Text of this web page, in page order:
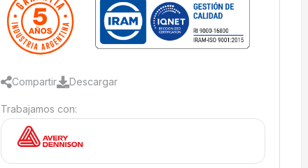
Compartir Descargar
Trabajamos con: